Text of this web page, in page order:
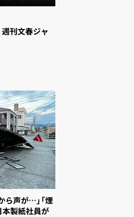
刊文春ジャ
ら声が…」「煙
製紙社員が